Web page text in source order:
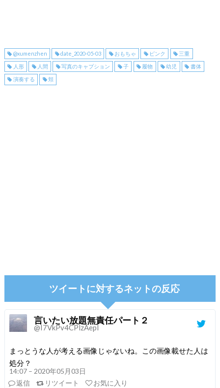
@xumenzhen date_2020-05-03 おもちゃ ピンク 三重
人形 人間 写真のキャプション 子 履物 幼児 書体
演奏する 頬
ツイートに対するネットの反応
言いたい放題無責任パート２
@I7VkPv4CPlzAepI
まっとうな人が考える画像じゃないね。この画像載せた人は
処分？
14:07 – 2020年05月03日
返信
リツイート お気に入り